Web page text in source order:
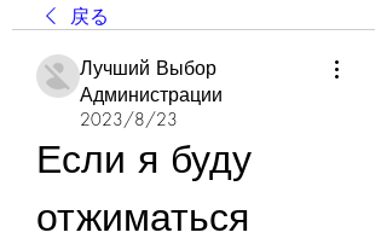
戻る
Лучший Выбор
Администрации
2023/8/23
Если я буду
отжиматься